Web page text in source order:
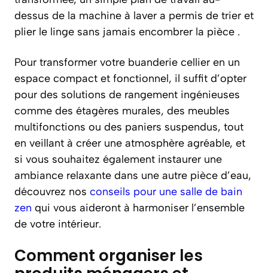
dessus de la machine à laver a permis de trier et
plier le linge sans jamais encombrer la pièce .
Pour transformer votre buanderie cellier en un
espace compact et fonctionnel, il suffit d’opter
pour des solutions de rangement ingénieuses
comme des étagères murales, des meubles
multifonctions ou des paniers suspendus, tout
en veillant à créer une atmosphère agréable, et
si vous souhaitez également instaurer une
ambiance relaxante dans une autre pièce d’eau,
découvrez nos conseils pour une salle de bain
zen qui vous aideront à harmoniser l’ensemble
de votre intérieur.
Comment organiser les